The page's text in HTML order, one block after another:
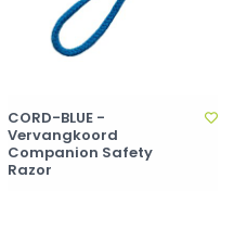
CORD-BLUE -
Vervangkoord
Companion Safety
Razor